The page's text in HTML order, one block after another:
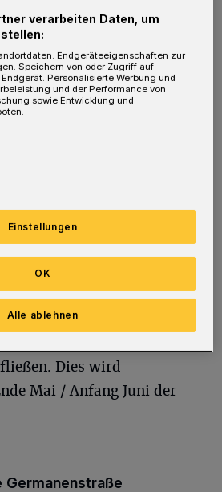
laufen hier auf der
zur Herstellung
die das historische
Wasser schützen
auf der Nordostseite eine
mit erheblichem Aufwand
eine massive
ersetzt werden.Nach
noch auf den Beton
mit Gussasphalt
der
an den vorhandenen Geh-
Geländermontage kann
Dies wird
Mai / Anfang Juni der
Germanenstraße
verarbeiten Daten, um
Endgeräteeigenschaften zur
Speichern von oder Zugriff auf
Personalisierte Werbung und
und der Performance von
sowie Entwicklung und
Einstellungen
Alle ablehnen
OK